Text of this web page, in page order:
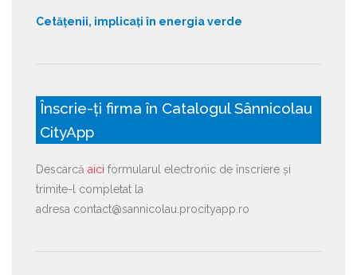
Cetățenii, implicați în energia verde
Înscrie-ți firma în Catalogul Sânnicolau
CityApp
Descarcă aici formularul electronic de înscriere și
trimite-l completat la
adresa contact@sannicolau.procityapp.ro